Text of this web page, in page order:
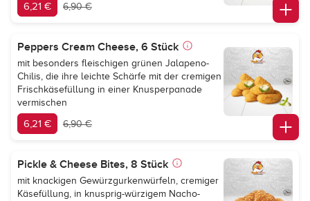
6,21 € 6,90 €
Peppers Cream Cheese, 6 Stück
mit besonders fleischigen grünen Jalapeno-
Chilis, die ihre leichte Schärfe mit der cremigen
Frischkäsefüllung in einer Knusperpanade
vermischen
6,21 € 6,90 €
Pickle & Cheese Bites, 8 Stück
mit knackigen Gewürzgurkenwürfeln, cremiger
Käsefüllung, in knusprig-würzigem Nacho-